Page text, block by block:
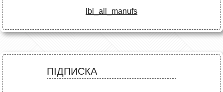
lbl_all_manufs
ПІДПИСКА